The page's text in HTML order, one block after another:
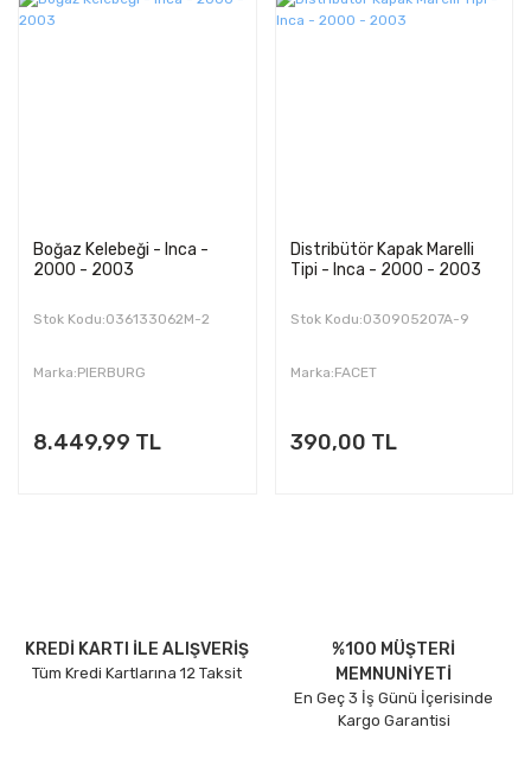
Boğaz Kelebeği - Inca -
2000 - 2003
Stok Kodu:036133062M-2
Marka:PIERBURG
8.449,99 TL
Distribütör Kapak Marelli
Tipi - Inca - 2000 - 2003
Stok Kodu:030905207A-9
Marka:FACET
390,00 TL
KREDİ KARTI İLE ALIŞVERİŞ
Tüm Kredi Kartlarına 12 Taksit
%100 MÜŞTERİ
MEMNUNİYETİ
En Geç 3 İş Günü İçerisinde
Kargo Garantisi